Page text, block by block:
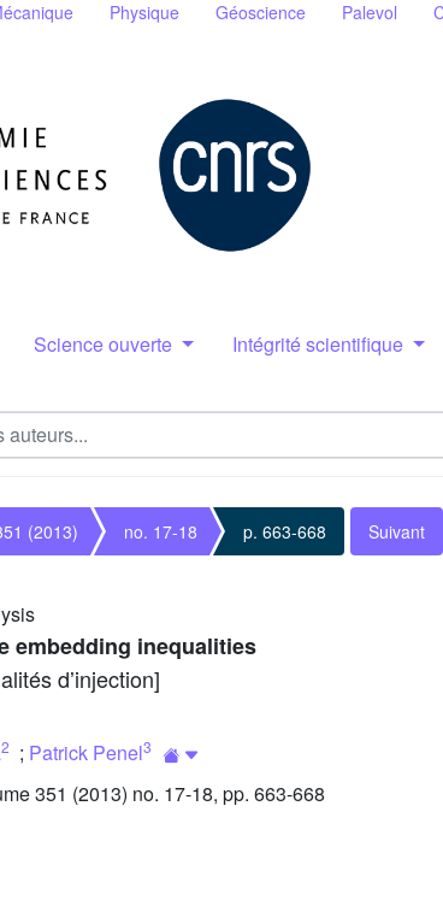
Physique Géoscience Palevol
Science ouverte Intégrité scientifique
(2013) no. 17-18 p. 663-668 Suivant
embedding inequalities
dʼinjection]
2 ; Patrick Penel3
351 (2013) no. 17-18, pp. 663-668